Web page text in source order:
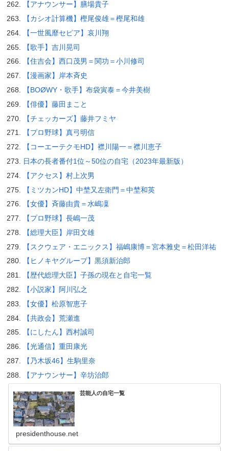
【アナウンサー】膳場貴子
【カシオ計算機】樫尾俊雄＝樫尾和雄
【一世風靡セピア】哀川翔
【歌手】吉川晃司
【住吉会】西口茂男＝関功＝小川修司
【漫画家】岸本斉史
【BOØWY・歌手】布袋寅泰＝今井美樹
【俳優】藤田まこと
【チェッカーズ】藤井フミヤ
【プロ野球】真弓明信
【コーエーテクモHD】襟川陽一＝襟川恵子
日本の長者番付1位～50位の自宅（2023年最新版）
【アクセス】村上次男
【ミツカンHD】中埜又左衛門＝中埜和英
【女優】斉藤由貴＝水嶋凜
【プロ野球】長嶋一茂
【総理大臣】岸田文雄
【スクウェア・エニックス】福嶋康博＝宮本雅史＝松田洋祐
【ヒノキヤグループ】黒須新治郎
【歴代総理大臣】子孫の現在と自宅一覧
【小説家】阿川弘之
【女優】松原智恵子
【共政会】荒瀬進
【にしたん】西村誠司
【光通信】重田康光
【乃木坂46】生駒里奈
【アナウンサー】辛坊治郎
芸能人の自宅一覧
presidenthouse.net